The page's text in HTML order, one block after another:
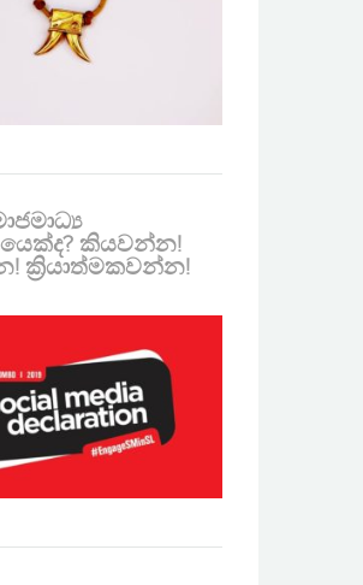
කියවන්න!
ක්‍රියාත්මකවන්න!